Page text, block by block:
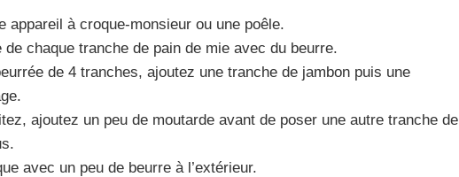
appareil à croque-monsieur ou une poêle.
de chaque tranche de pain de mie avec du beurre.
de 4 tranches, ajoutez une tranche de jambon puis une
ajoutez un peu de moutarde avant de poser une autre tranche de
avec un peu de beurre à l’extérieur.